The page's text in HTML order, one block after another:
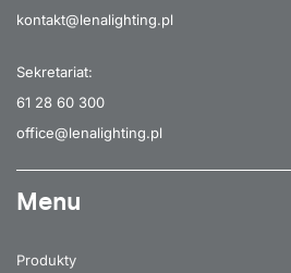
kontakt@lenalighting.pl
Sekretariat:
61 28 60 300
office@lenalighting.pl
Menu
Produkty